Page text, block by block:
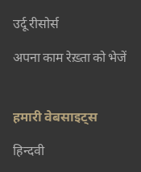
उर्दू रीसोर्स
अपना काम रेख़्ता को भेजें
हमारी वेबसाइट्स
हिन्दवी